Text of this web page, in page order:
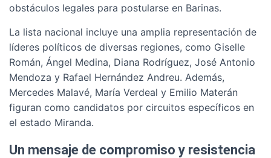
obstáculos legales para postularse en Barinas.
La lista nacional incluye una amplia representación de
líderes políticos de diversas regiones, como Giselle
Román, Ángel Medina, Diana Rodríguez, José Antonio
Mendoza y Rafael Hernández Andreu. Además,
Mercedes Malavé, María Verdeal y Emilio Materán
figuran como candidatos por circuitos específicos en
el estado Miranda.
Un mensaje de compromiso y resistencia